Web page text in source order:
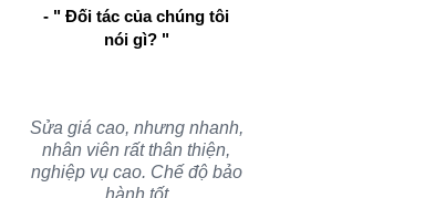
- " Đối tác của chúng tôi
nói gì? "
Sửa giá cao, nhưng nhanh,
nhân viên rất thân thiện,
nghiệp vụ cao. Chế độ bảo
hành tốt